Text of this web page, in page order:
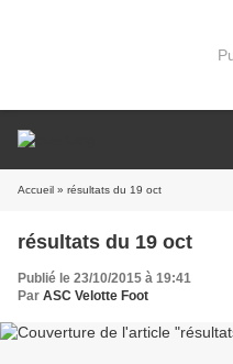
Accueil » résultats du 19 oct
résultats du 19 oct
Publié le 23/10/2015 à 19:41
Par ASC Velotte Foot